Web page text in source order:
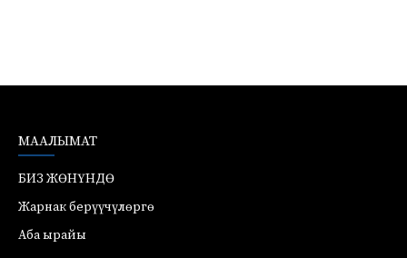
МААЛЫМАТ
БИЗ ЖӨНҮНДӨ
Жарнак берүүчүлөргө
Аба ырайы